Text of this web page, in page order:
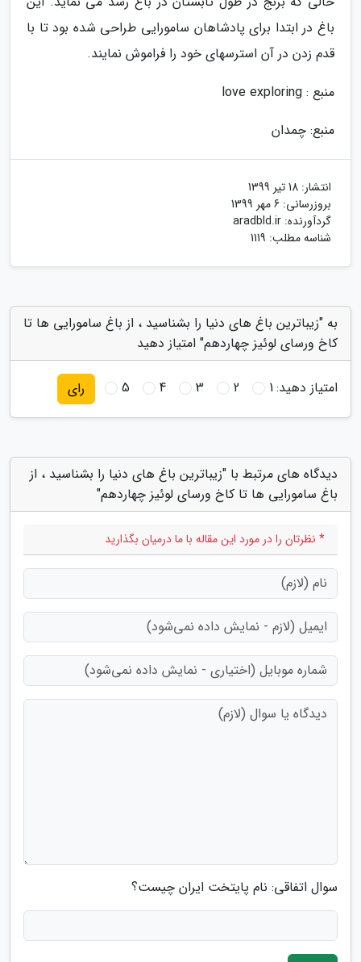
باغ در ابتدا برای پادشاهان سامورایی طراحی شده بود تا با
قدم زدن در آن استرسهای خود را فراموش نمایند.
منبع : love exploring
منبع: چمدان
انتشار: 18 تیر 1399
بروزرسانی: 6 مهر 1399
گردآورنده: aradbld.ir
شناسه مطلب: 1119
به "زیباترین باغ های دنیا را بشناسید ، از باغ سامورایی ها تا
کاخ ورسای لوئیز چهاردهم" امتیاز دهید
امتیاز دهید:1
2
3
4
5 رای
دیدگاه های مرتبط با "زیباترین باغ های دنیا را بشناسید ، از
باغ سامورایی ها تا کاخ ورسای لوئیز چهاردهم"
* نظرتان را در مورد این مقاله با ما درمیان بگذارید
سوال اتفاقی: نام پایتخت ایران چیست؟